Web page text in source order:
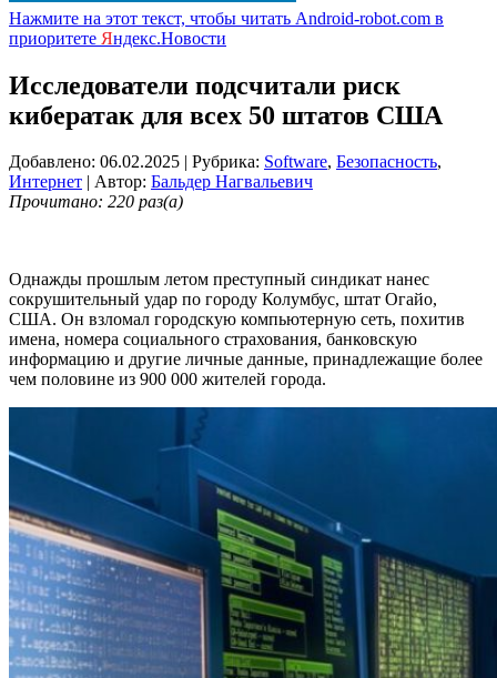
Нажмите на этот текст, чтобы читать Android-robot.com в
приоритете Яндекс.Новости
Исследователи подсчитали риск
кибератак для всех 50 штатов США
Добавлено: 06.02.2025 | Рубрика: Software, Безопасность,
Интернет | Автор: Бальдер Нагвальевич
Прочитано: 220 раз(а)
Однажды прошлым летом преступный синдикат нанес
сокрушительный удар по городу Колумбус, штат Огайо,
США. Он взломал городскую компьютерную сеть, похитив
имена, номера социального страхования, банковскую
информацию и другие личные данные, принадлежащие более
чем половине из 900 000 жителей города.